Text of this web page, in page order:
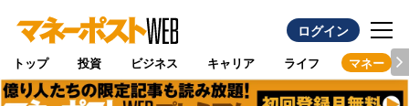
ログイン
トップ 投資 ビジネス キャリア ライフ マネー